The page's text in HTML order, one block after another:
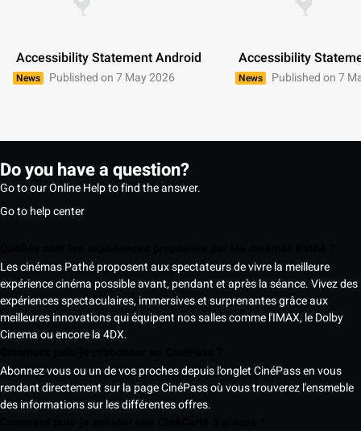
Accessibility Statement Android
News Published on 7 May 2026
Accessibility
News Published on 7
Do you have a question?
Go to our Online Help to find the answer.
Go to help center
Les cinémas Pathé proposent aux spectateurs de vivre la meilleure
expérience cinéma possible avant, pendant et après la séance. Vivez des
expériences spectaculaires, immersives et surprenantes grâce aux
meilleures innovations qui équipent nos salles comme l'IMAX, le Dolby
Cinema ou encore la 4DX.
Abonnez vous ou un de vos proches depuis l'onglet CinéPass en vous
rendant directement sur la page CinéPass où vous trouverez l'ensmeble
des informations sur les différentes offres.